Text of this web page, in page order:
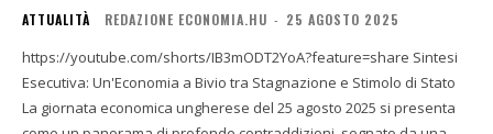
ATTUALITÀ REDAZIONE ECONOMIA.HU - 25 AGOSTO 2025
https://youtube.com/shorts/IB3mODT2YoA?feature=share Sintesi
Esecutiva: Un'Economia a Bivio tra Stagnazione e Stimolo di Stato
La giornata economica ungherese del 25 agosto 2025 si presenta